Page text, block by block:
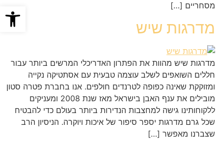
מסחריים […]
מדרגות שיש
מדרגות שיש מהוות את הפתרון האדריכלי המרשים ביותר עבור
חללים השואפים לשלב עוצמה טבעית עם אסתטיקה נקייה
ומזוקקת שאינה כפופה לטרנדים חולפים. אנו בחברת פטרה סטון
מובילים את ענף האבן בישראל מאז שנת 2008 ומעניקים
ללקוחותינו גישה למחצבות הנדירות ביותר בעולם כדי להבטיח
שכל גרם מדרגות יספר סיפור של איכות ויוקרה. הניסיון הרב
שצברנו מאפשר […]
פתח